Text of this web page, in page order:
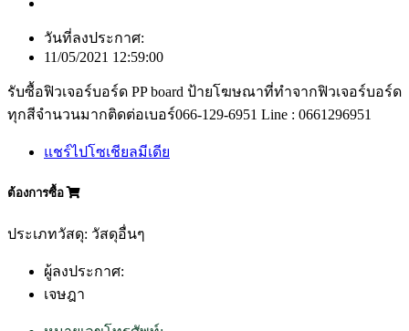
วันที่ลงประกาศ:
11/05/2021 12:59:00
รับซื้อฟิวเจอร์บอร์ด PP board ป้ายโฆษณาที่ทำจากฟิวเจอร์บอร์ด
ทุกสีจำนวนมากติดต่อเบอร์066-129-6951 Line : 0661296951
แชร์ไปโซเชียลมีเดีย
ต้องการซื้อ
ประเภทวัสดุ: วัสดุอื่นๆ
ผู้ลงประกาศ:
เจษฎา